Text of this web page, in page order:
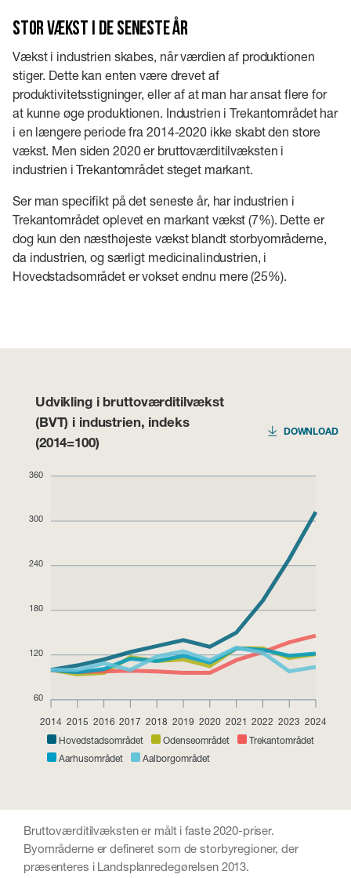
Stor vækst i de seneste år
Vækst i industrien skabes, når værdien af produktionen
stiger. Dette kan enten være drevet af
produktivitetsstigninger, eller af at man har ansat flere for
at kunne øge produktionen. Industrien i Trekantområdet har
i en længere periode fra 2014-2020 ikke skabt den store
vækst. Men siden 2020 er bruttoværditilvæksten i
industrien i Trekantområdet steget markant.
Ser man specifikt på det seneste år, har industrien i
Trekantområdet oplevet en markant vækst (7%). Dette er
dog kun den næsthøjeste vækst blandt storbyområderne,
da industrien, og særligt medicinalindustrien, i
Hovedstadsområdet er vokset endnu mere (25%).
Udvikling i bruttoværditilvækst
(BVT) i industrien, indeks
(2014=100)
Hovedstadsområdet Odenseområdet
Trekantområdet
Aarhusområdet
Aalborgområdet
2014 2015 2016 2017 2018 2019 2020 2021 2022 2023 2024
360
300
240
180
120
60
DOWNLOAD
Bruttoværditilvæksten er målt i faste 2020-priser.
Byområderne er defineret som de storbyregioner, der
præsenteres i Landsplanredegørelsen 2013.